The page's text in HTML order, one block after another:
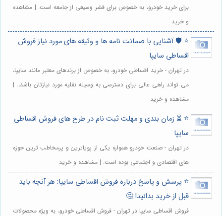
برای خرید خودرو، به خصوص برای قشر وسیعی از جامعه است. | مشاهده
و خرید
⭐️ 🛡️ آشنایی با ضمانت نامه ها و وثیقه های مورد نیاز فروش
اقساطی سایپا
در تهران - خرید اقساطی خودرو، به خصوص از برندهای معتبر مانند سایپا،
می تواند راهی عالی برای دسترسی به وسیله نقلیه مورد نیازتان باشد،. |
مشاهده و خرید
⭐️ ⏳ زمان بندی و مهلت ثبت نام در طرح های فروش اقساطی
سایپا
در تهران - صنعت خودرو همواره یکی از پویاترین و پرمخاطب ترین حوزه
های اقتصادی و اجتماعی بوده است. | مشاهده و خرید
⭐️ پرسش و پاسخ درباره فروش اقساطی سایپا: هر آنچه باید
قبل از خرید بدانید! 🤔
فروش اقساطی سایپا در تهران - فروش اقساطی خودرو، به ویژه محصولات